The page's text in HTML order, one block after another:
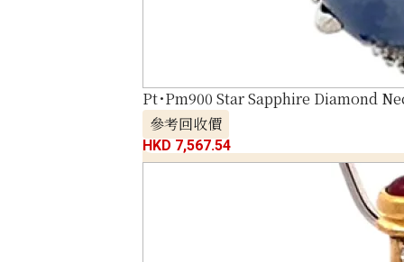
Pt･Pm900 Star Sapphire Diamond
參考回收價
HKD 7,567.54